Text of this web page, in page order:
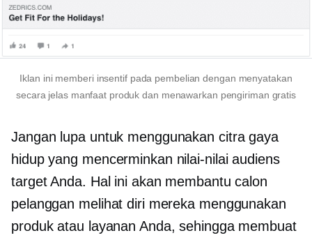
Iklan ini memberi insentif pada pembelian dengan menyatakan
secara jelas manfaat produk dan menawarkan pengiriman gratis
Jangan lupa untuk menggunakan citra gaya
hidup yang mencerminkan nilai-nilai audiens
target Anda. Hal ini akan membantu calon
pelanggan melihat diri mereka menggunakan
produk atau layanan Anda, sehingga membuat